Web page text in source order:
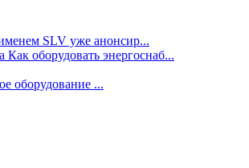
SLV уже анонсир...
Как оборудовать энергоснаб...
оборудование ...